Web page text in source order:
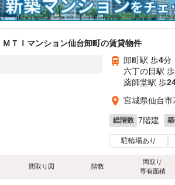
ＭＴＩマンション仙台卸町の賃貸物件
卸町駅 歩4分
六丁の目駅 歩
薬師堂駅 歩
宮城県仙台市
総階数 7階建
駐輪場あり
間取り図 階数
間取り
専有面積